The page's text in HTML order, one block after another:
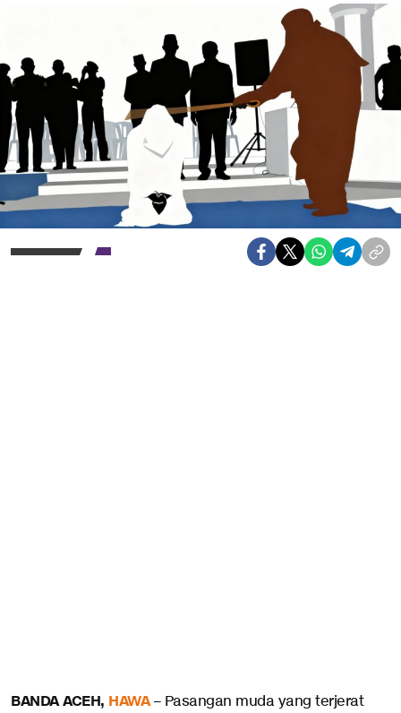
BANDA ACEH, HAWA– Pasangan muda yang terjerat